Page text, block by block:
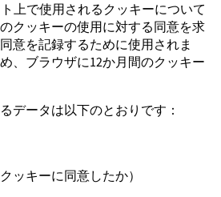
上で使用されるクッキーについて
クッキーの使用に対する同意を求
意を記録するために使用されま
、ブラウザに12か月間のクッキー
データは以下のとおりです：
ッキーに同意したか）